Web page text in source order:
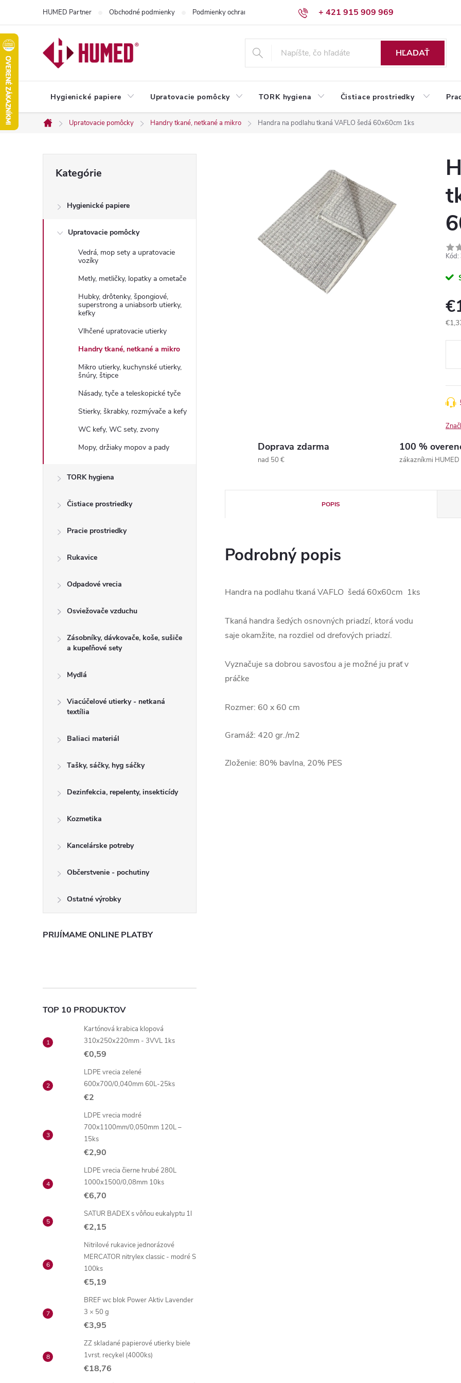
obsah
+ 421 915 909 969
HUMED Partner Obchodné podmienky Podmienky ochrany osobných údajov Reklamačný poriadok
HĽADAŤ
Hygienické papiere Upratovacie pomôcky TORK hygiena Čistiace prostriedky
Domov
Upratovacie pomôcky Handry tkané, netkané a mikro Handra na podlahu tkaná VAFLO šedá 60x60cm 1ks
č
kategórie
Kategórie
Hygienické papiere
Upratovacie pomôcky
Vedrá, mop sety a upratovacie
vozíky
Metly, metličky, lopatky a ometače
Hubky, drôtenky, špongiové,
superstrong a uniabsorb utierky,
kefky
Vlhčené upratovacie utierky
Handry tkané, netkané a mikro
Mikro utierky, kuchynské utierky,
šnúry, štipce
Násady, tyče a teleskopické tyče
Stierky, škrabky, rozmývače a kefy
WC kefy, WC sety, zvony
Mopy, držiaky mopov a pady
TORK hygiena
Čistiace prostriedky
Pracie prostriedky
Rukavice
Odpadové vrecia
Osviežovače vzduchu
Zásobníky, dávkovače, koše, sušiče
a kupeľňové sety
Mydlá
Viacúčelové utierky - netkaná
textília
Baliaci materiál
Tašky, sáčky, hyg sáčky
Dezinfekcia, repelenty, insekticídy
Kozmetika
Kancelárske potreby
Občerstvenie - pochutiny
Ostatné výrobky
PRIJÍMAME ONLINE PLATBY
TOP 10 PRODUKTOV
Kartónová krabica klopová
310x250x220mm - 3VVL 1ks
€0,59
LDPE vrecia zelené
600x700/0,040mm 60L-25ks
€2
LDPE vrecia modré
700x1100mm/0,050mm 120L –
15ks
€2,90
LDPE vrecia čierne hrubé 280L
1000x1500/0,08mm 10ks
€6,70
SATUR BADEX s vôňou eukalyptu 1l
€2,15
Nitrilové rukavice jednorázové
MERCATOR nitrylex classic - modré S
100ks
€5,19
BREF wc blok Power Aktiv Lavender
3 × 50 g
€3,95
ZZ skladané papierové utierky biele
1vrst. recykel (4000ks)
€18,76
Kód:
Doprava zdarma
nad 50 €
100 %
zákazníkmi HUMED
POPIS
Podrobný popis
Handra na podlahu tkaná VAFLO šedá 60x60cm 1ks
Tkaná handra šedých osnovných priadzí, ktorá vodu
saje okamžite, na rozdiel od drefových priadzí.
Vyznačuje sa dobrou savosťou a je možné ju prať v
práčke
Rozmer: 60 x 60 cm
Gramáž: 420 gr./m2
Zloženie: 80% bavlna, 20% PES